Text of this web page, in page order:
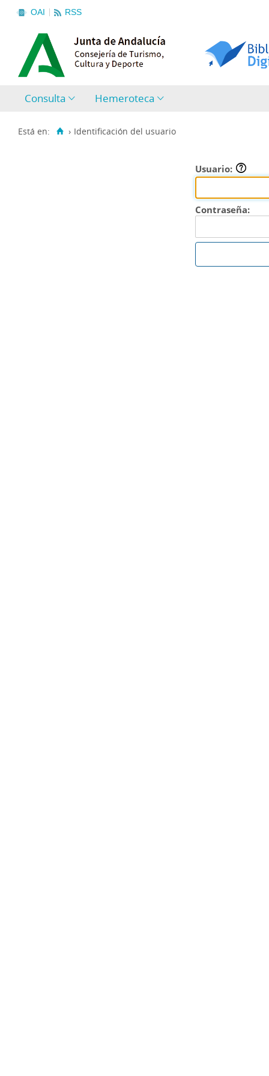
OAI RSS
Consulta Hemeroteca
Está en: › Identificación del usuario
Usuario:
Contraseña: